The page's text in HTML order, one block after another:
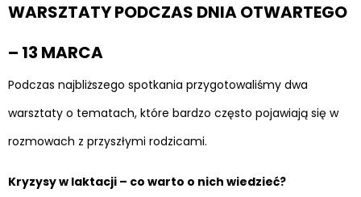
WARSZTATY PODCZAS DNIA OTWARTEGO
– 13 MARCA
Podczas najbliższego spotkania przygotowaliśmy dwa
warsztaty o tematach, które bardzo często pojawiają się w
rozmowach z przyszłymi rodzicami.
Kryzysy w laktacji – co warto o nich wiedzieć?